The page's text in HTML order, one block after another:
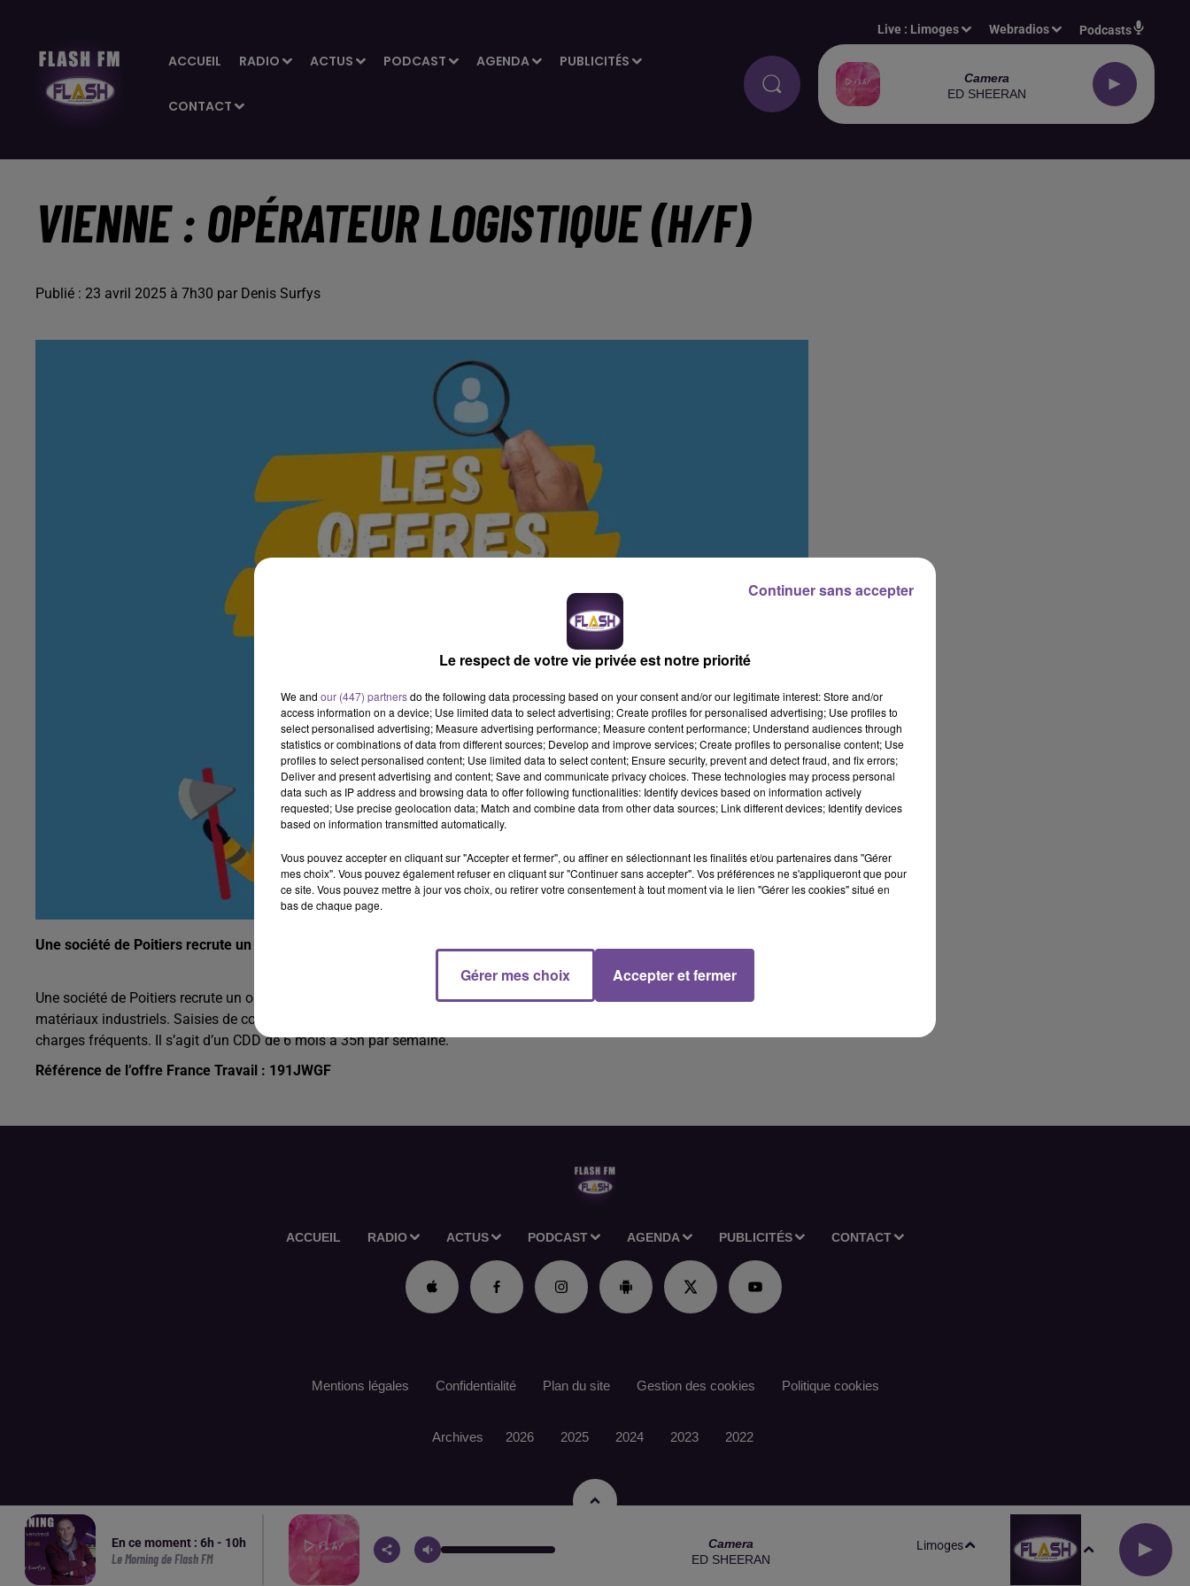
ACCUEIL RADIO ACTUS PODCAST AGENDA PUBLICITÉS
CONTACT
Live : Limoges Webradios Podcasts
Camera
ED SHEERAN
VIENNE : OPÉRATEUR LOGISTIQUE (H/F)
Publié : 23 avril 2025 à 7h30 par Denis Surfys
Une société de Poitiers recrute un opérateur logistique (H/F).
Une société de Poitiers recrute un opérateur logistique (H/F). Vos missions : gestion de l'expédition et réception de
matériaux industriels. Saisies de commandes. Manutentions de chariots élévateurs. Manutentions de transpalette. Ports de
charges fréquents. Il s’agit d’un CDD de 6 mois à 35h par semaine.
Référence de l’offre France Travail : 191JWGF
ACCUEIL RADIO ACTUS PODCAST AGENDA PUBLICITÉS CONTACT
En ce moment : 6h - 10h
Le Morning de Flash FM
Camera
ED SHEERAN
Limoges
Mentions légales Confidentialité Plan du site Gestion des cookies Politique cookies
Archives 2026 2025 2024 2023 2022
Le respect de votre vie privée est notre priorité
We and our (447) partnersdo the following data processing based on your consent and/or our legitimate interest: Store and/or
access information on a device; Use limited data to select advertising; Create profiles for personalised advertising; Use profiles to
select personalised advertising; Measure advertising performance; Measure content performance; Understand audiences through
statistics or combinations of data from different sources; Develop and improve services; Create profiles to personalise content; Use
profiles to select personalised content; Use limited data to select content; Ensure security, prevent and detect fraud, and fix errors;
Deliver and present advertising and content; Save and communicate privacy choices. These technologies may process personal
data such as IP address and browsing data to offer following functionalities: Identify devices based on information actively
requested; Use precise geolocation data; Match and combine data from other data sources; Link different devices; Identify devices
based on information transmitted automatically.
Vous pouvez accepter en cliquant sur "Accepter et fermer", ou affiner en sélectionnant les finalités et/ou partenaires dans "Gérer
mes choix". Vous pouvez également refuser en cliquant sur "Continuer sans accepter". Vos préférences ne s'appliqueront que pour
ce site. Vous pouvez mettre à jour vos choix, ou retirer votre consentement à tout moment via le lien "Gérer les cookies" situé en
bas de chaque page.
Gérer mes choix Accepter et fermer
Continuer sans accepter